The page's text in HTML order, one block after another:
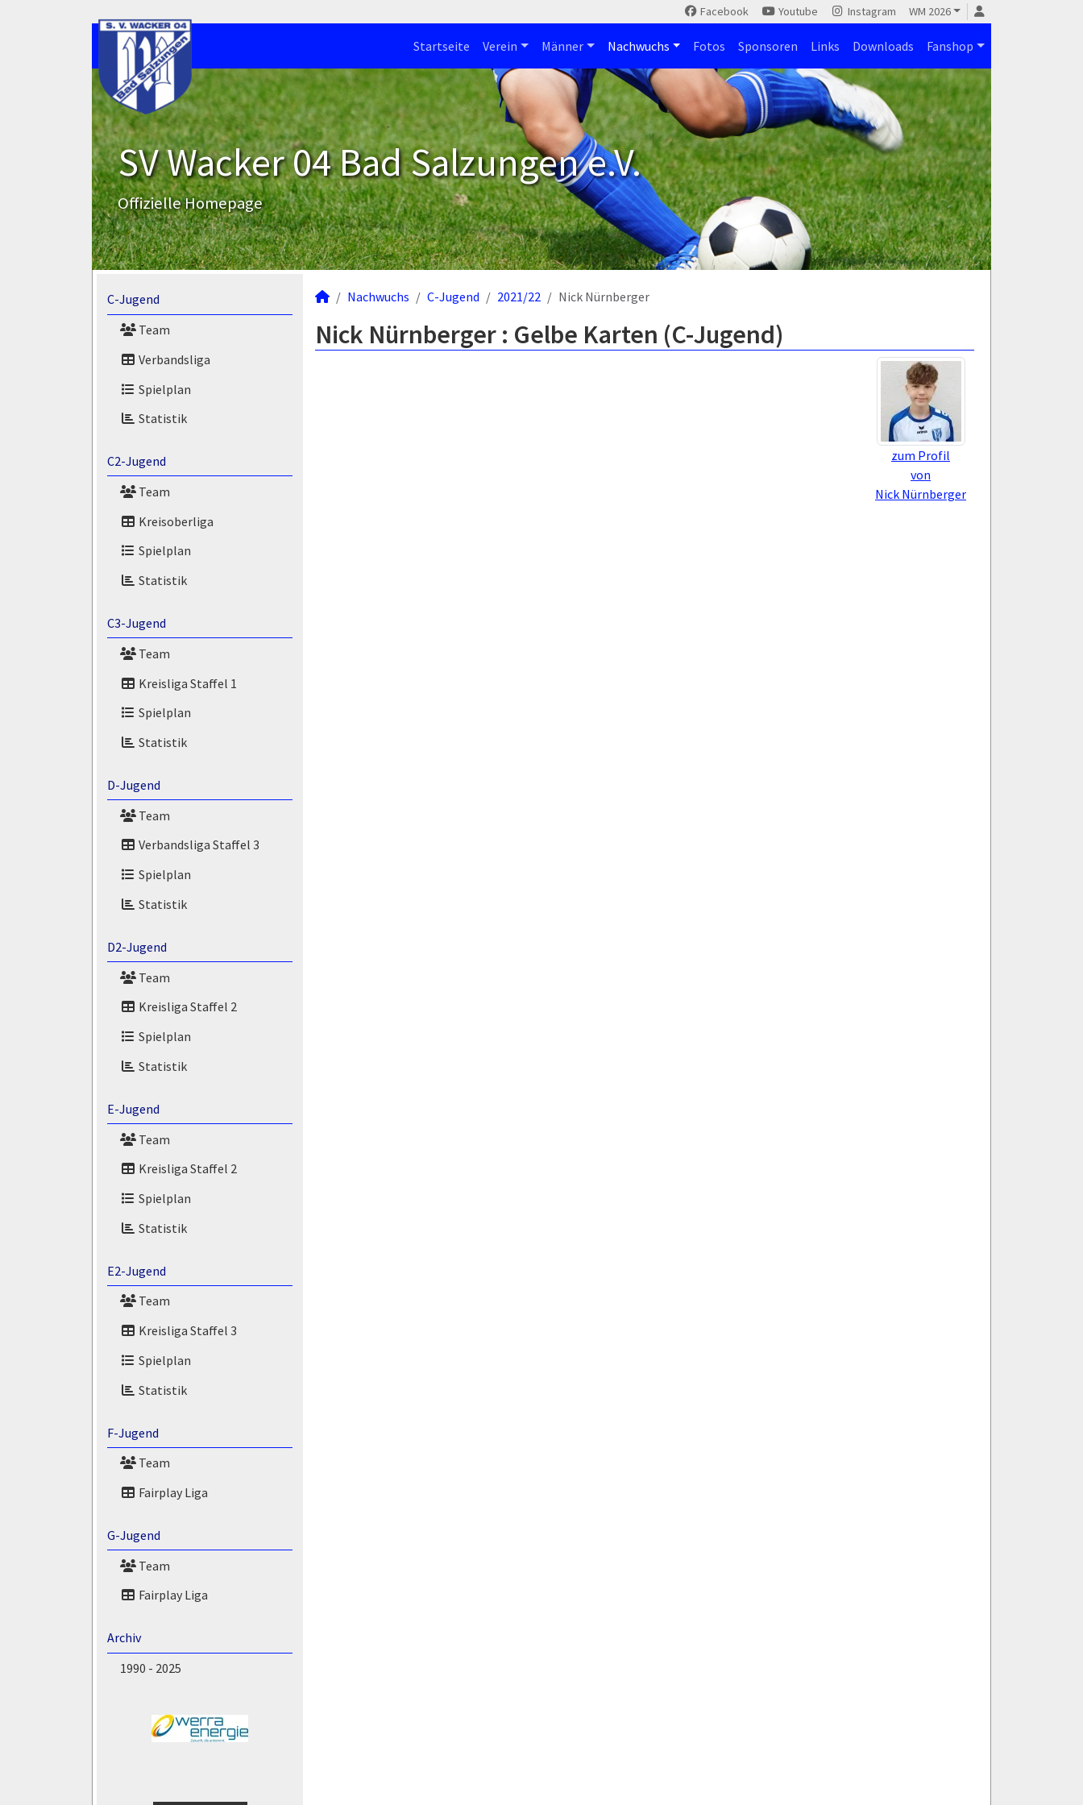
Facebook Youtube Instagram WM 2026
Startseite Verein Männer Nachwuchs Fotos Sponsoren Links Downloads Fanshop
SV Wacker 04 Bad Salzungen e.V.
Offizielle Homepage
C-Jugend
Team
Verbandsliga
Spielplan
Statistik
C2-Jugend
Team
Kreisoberliga
Spielplan
Statistik
C3-Jugend
Team
Kreisliga Staffel 1
Spielplan
Statistik
D-Jugend
Team
Verbandsliga Staffel 3
Spielplan
Statistik
D2-Jugend
Team
Kreisliga Staffel 2
Spielplan
Statistik
E-Jugend
Team
Kreisliga Staffel 2
Spielplan
Statistik
E2-Jugend
Team
Kreisliga Staffel 3
Spielplan
Statistik
F-Jugend
Team
Fairplay Liga
G-Jugend
Team
Fairplay Liga
Archiv
1990 - 2025
Nachwuchs C-Jugend 2021/22 Nick Nürnberger
Nick Nürnberger : Gelbe Karten (C-Jugend)
zum Profil
von
Nick Nürnberger